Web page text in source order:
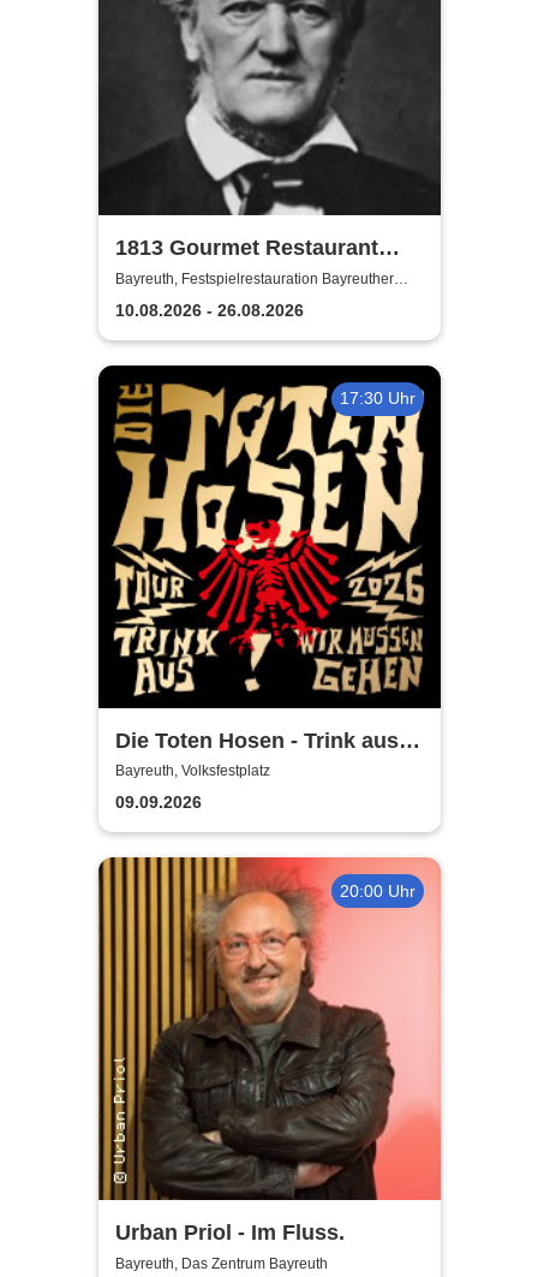
1813 Gourmet Restaurant
2026
Bayreuth, Festspielrestauration Bayreuther
Festspiele
10.08.2026 - 26.08.2026
17:30 Uhr
Die Toten Hosen - Trink aus!
Wir müssen gehen - Tour
2026
Bayreuth, Volksfestplatz
09.09.2026
20:00 Uhr
Urban Priol - Im Fluss.
Bayreuth, Das Zentrum Bayreuth